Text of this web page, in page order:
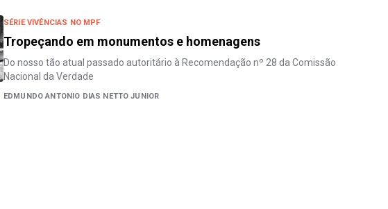
SÉRIE VIVÊNCIAS NO MPF
Tropeçando em monumentos e homenagens
Do nosso tão atual passado autoritário à Recomendação nº 28 da Comissão
Nacional da Verdade
EDMUNDO ANTONIO DIAS NETTO JUNIOR